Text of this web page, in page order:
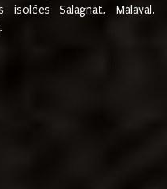
Salagnat, Malaval,